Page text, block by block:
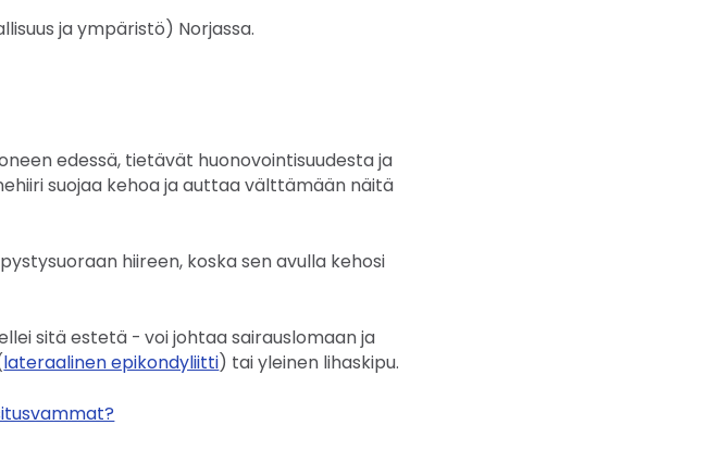
ja ympäristö) Norjassa.
edessä, tietävät huonovointisuudesta ja
suojaa kehoa ja auttaa välttämään näitä
hiireen, koska sen avulla kehosi
sitä estetä - voi johtaa sairauslomaan ja
lateraalinen epikondyliitti) tai yleinen lihaskipu.